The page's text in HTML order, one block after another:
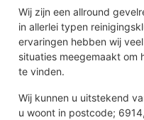
Wij zijn een allround
in allerlei typen
ervaringen hebben wij
situaties meegemaakt om
te vinden.
Wij kunnen u uitstekend
u woont in postcode;